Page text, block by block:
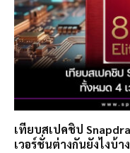
เทียบสเปคชิป
เวอร์ชั่นต่างกันยังไงบ้า